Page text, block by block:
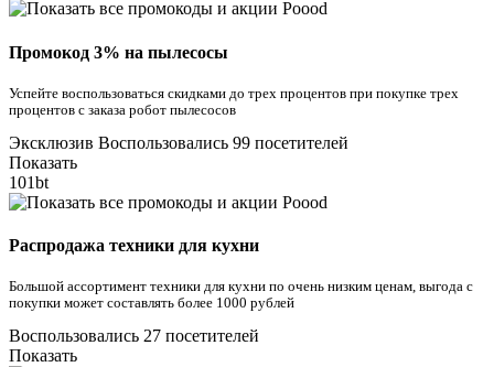
Промокод 3% на пылесосы
Успейте воспользоваться скидками до трех процентов при покупке трех
процентов с заказа робот пылесосов
Эксклюзив Воспользовались 99 посетителей
Показать
101bt
Распродажа техники для кухни
Большой ассортимент техники для кухни по очень низким ценам, выгода с
покупки может составлять более 1000 рублей
Воспользовались 27 посетителей
Показать